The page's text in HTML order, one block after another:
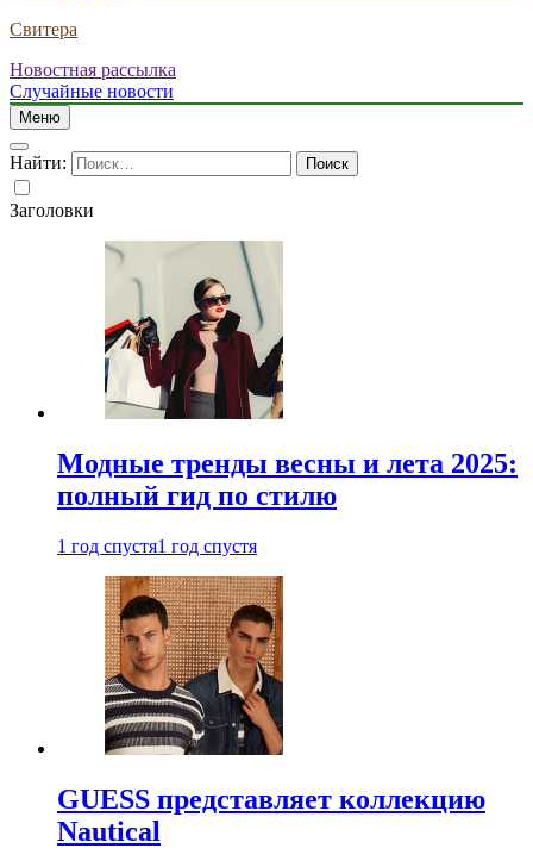
Свитера
Новостная рассылка
Случайные новости
Меню
Найти:
Заголовки
Модные тренды весны и лета 2025:
полный гид по стилю
1 год спустя1 год спустя
GUESS представляет коллекцию
Nautical